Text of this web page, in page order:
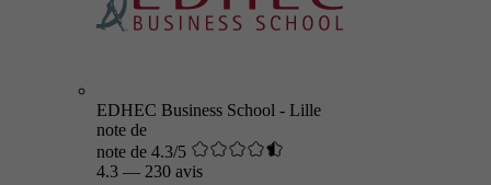
EDHEC Business School - Lille
note de
note de 4.3/5
4.3 — 230 avis